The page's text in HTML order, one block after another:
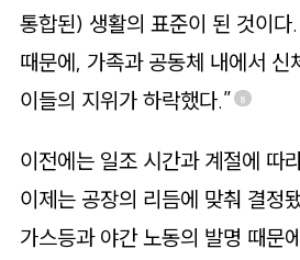
통합된) 생활의 표준이 된 것이
때문에, 가족과 공동체 내에서 신
이들의 지위가 하락했다.”
8
이전에는 일조 시간과 계절에 따
이제는 공장의 리듬에 맞춰 결정
가스등과 야간 노동의 발명 때문